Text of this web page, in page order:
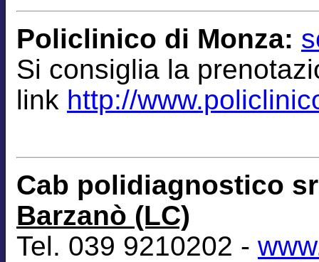
Policlinico di Monza:
Si consiglia la
link http://
Cab polidiagnostico
Barzanò (LC)
Tel. 039 9210202 -